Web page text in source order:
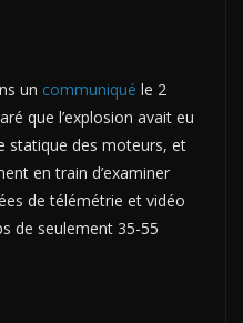
un communiqué le 2
que l’explosion avait eu
statique des moteurs, et
en train d’examiner
de télémétrie et vidéo
de seulement 35-55